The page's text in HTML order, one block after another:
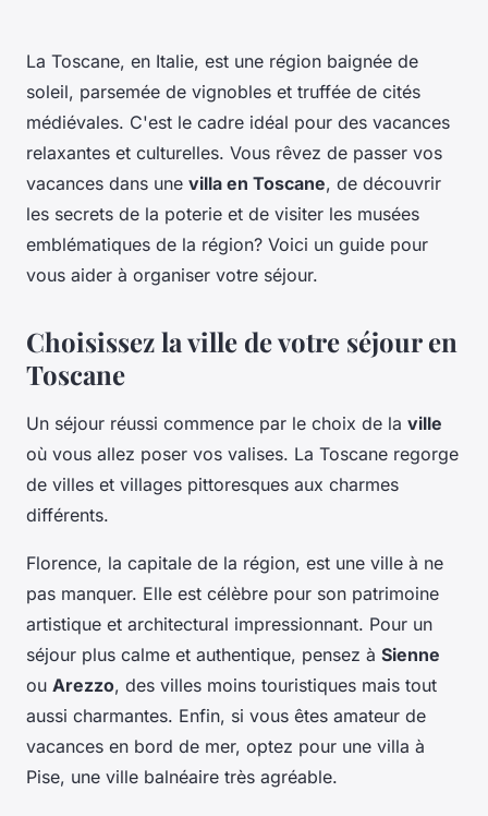
La Toscane, en Italie, est une région baignée de
soleil, parsemée de vignobles et truffée de cités
médiévales. C'est le cadre idéal pour des vacances
relaxantes et culturelles. Vous rêvez de passer vos
vacances dans une villa en Toscane, de découvrir
les secrets de la poterie et de visiter les musées
emblématiques de la région? Voici un guide pour
vous aider à organiser votre séjour.
Choisissez la ville de votre séjour en
Toscane
Un séjour réussi commence par le choix de la ville
où vous allez poser vos valises. La Toscane regorge
de villes et villages pittoresques aux charmes
différents.
Florence, la capitale de la région, est une ville à ne
pas manquer. Elle est célèbre pour son patrimoine
artistique et architectural impressionnant. Pour un
séjour plus calme et authentique, pensez à Sienne
ou Arezzo, des villes moins touristiques mais tout
aussi charmantes. Enfin, si vous êtes amateur de
vacances en bord de mer, optez pour une villa à
Pise, une ville balnéaire très agréable.